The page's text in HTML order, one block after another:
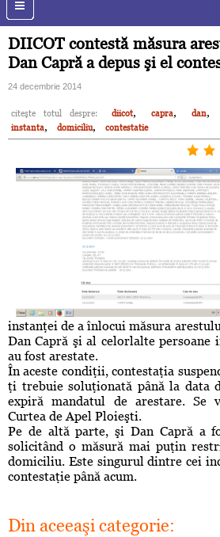
DIICOT contestă măsura
Dan Capră a depus şi el
24 decembrie 2014
citeşte totul despre: diicot, capra, dan,
instanta, domiciliu, contestatie
instanţei de a înlocui măsura
Dan Capră şi al celorlalte persoane
au fost arestate.
În aceste condiţii, contestaţia
ţi trebuie soluţionată până la data
expiră mandatul de arestare. Se
Curtea de Apel Ploieşti.
Pe de altă parte, şi Dan Capră a
solicitând o măsură mai puţin
domiciliu. Este singurul dintre cei
contestaţie până acum.
Din aceeaşi categorie: